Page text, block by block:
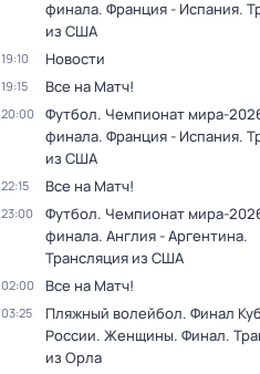
финала. Франция - Испания.
из США
19:10 Новости
19:15 Все на Матч!
20:00
Футбол. Чемпионат мира-
финала. Франция - Испания.
из США
22:15 Все на Матч!
23:00
Футбол. Чемпионат мира-
финала. Англия - Аргентина.
Трансляция из США
02:00 Все на Матч!
03:25
Пляжный волейбол. Финал
России. Женщины. Финал.
из Орла